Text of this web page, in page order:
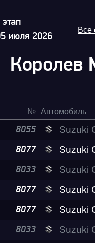
этап
июля 2026
Все
№ Автомобиль
8055
Suzuki GSX-
8077 Suzuki GSX-
8033
Suzuki GSX-
8077 Suzuki GSX-
8077
Suzuki GSX-
8033 Suzuki GSX-